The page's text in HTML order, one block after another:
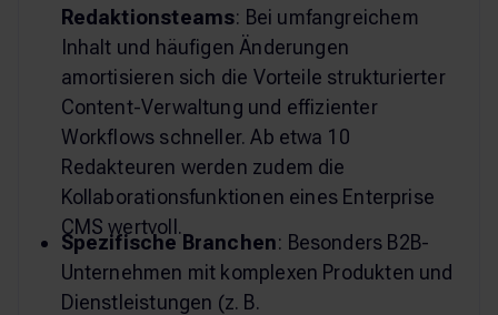
Redaktionsteams: Bei umfangreichem
Inhalt und häufigen Änderungen
amortisieren sich die Vorteile strukturierter
Content-Verwaltung und effizienter
Workflows schneller. Ab etwa 10
Redakteuren werden zudem die
Kollaborationsfunktionen eines Enterprise
CMS wertvoll.
Spezifische Branchen: Besonders B2B-
Unternehmen mit komplexen Produkten und
Dienstleistungen (z. B.